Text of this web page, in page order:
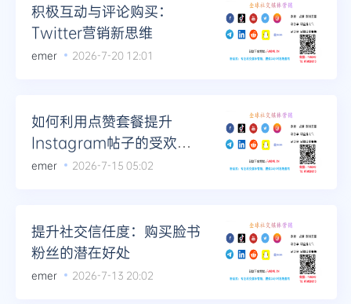
积极互动与评论购买：
Twitter营销新思维
emer 2026-7-20 12:01
如何利用点赞套餐提升
Instagram帖子的受欢迎
程度
emer 2026-7-15 05:02
提升社交信任度：购买脸书
粉丝的潜在好处
emer 2026-7-13 20:02